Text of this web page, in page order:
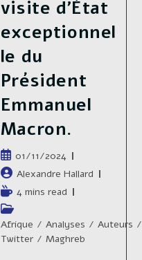
Des
Négociations
visite d’État
exceptionnel
le du
Président
Emmanuel
Macron.
Publication
publiée :
01/11/2024
Auteur/autrice
de
la
publication :
Alexandre Hallard
Temps
de
lecture :
4 mins read
Post
category:
Afrique / Analyses / Auteurs /
Twitter / Maghreb